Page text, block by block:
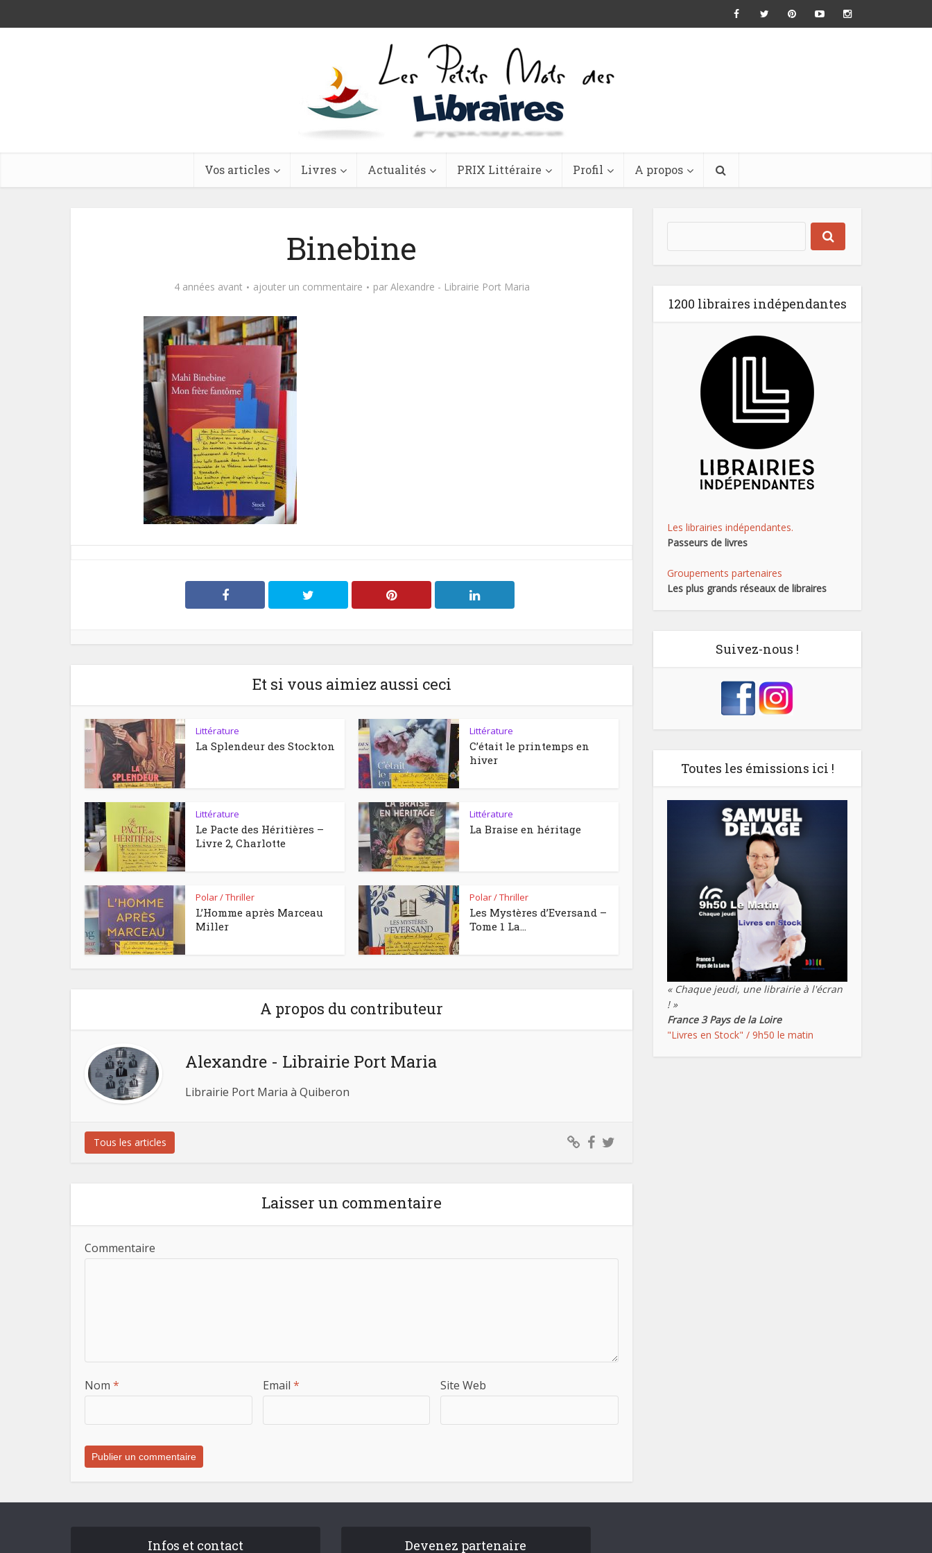
Vos articles Livres Actualités PRIX Littéraire Profil A propos
Binebine
4 années avant ajouter un commentaire par Alexandre - Librairie Port Maria
Et si vous aimiez aussi ceci
Littérature
La Splendeur des Stockton
Littérature
C’était le printemps en
hiver
Littérature
Le Pacte des Héritières –
Livre 2, Charlotte
Littérature
La Braise en héritage
Polar / Thriller
L’Homme après Marceau
Miller
Polar / Thriller
Les Mystères d’Eversand –
Tome 1 La...
A propos du contributeur
Alexandre - Librairie Port Maria
Librairie Port Maria à Quiberon
Tous les articles
Laisser un commentaire
Commentaire
Nom * Email * Site Web
1200 libraires indépendantes
Les librairies indépendantes.
Passeurs de livres
Groupements partenaires
Les plus grands réseaux de libraires
Suivez-nous !
Toutes les émissions ici !
« Chaque jeudi, une librairie à l'écran
! »
France 3 Pays de la Loire
"Livres en Stock" / 9h50 le matin
Infos et contact Devenez partenaire